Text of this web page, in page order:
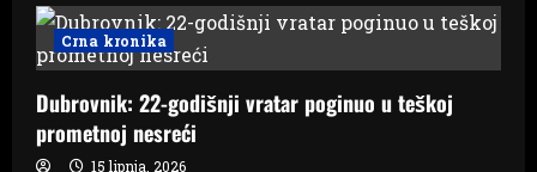
i
g
a
Crna kronika
Dubrovnik: 22-godišnji vratar poginuo u teškoj
prometnoj nesreći
15 lipnja, 2026